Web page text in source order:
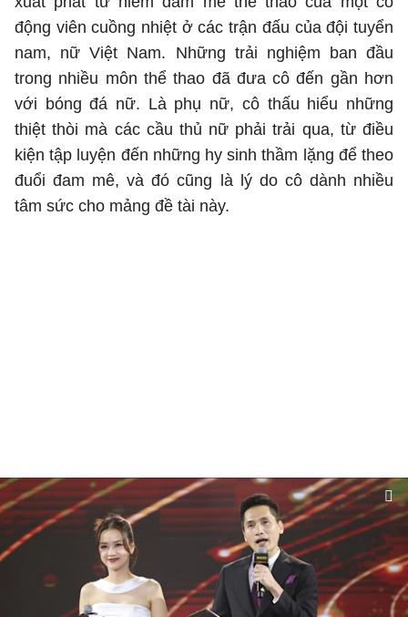
động viên cuồng nhiệt ở các trận đấu của đội tuyển
nam, nữ Việt Nam. Những trải nghiệm ban đầu
trong nhiều môn thể thao đã đưa cô đến gần hơn
với bóng đá nữ. Là phụ nữ, cô thấu hiểu những
thiệt thòi mà các cầu thủ nữ phải trải qua, từ điều
kiện tập luyện đến những hy sinh thầm lặng để theo
đuổi đam mê, và đó cũng là lý do cô dành nhiều
tâm sức cho mảng đề tài này.